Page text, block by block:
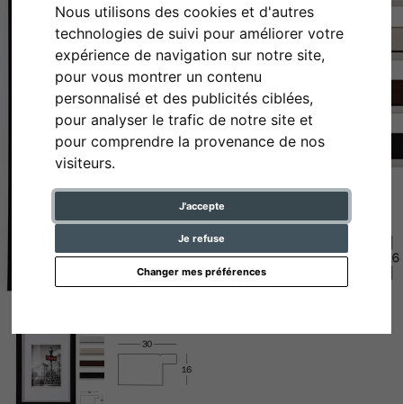
Nous utilisons des cookies et d'autres
technologies de suivi pour améliorer votre
expérience de navigation sur notre site,
pour vous montrer un contenu
personnalisé et des publicités ciblées,
pour analyser le trafic de notre site et
pour comprendre la provenance de nos
visiteurs.
J'accepte
Je refuse
Changer mes préférences
Retour